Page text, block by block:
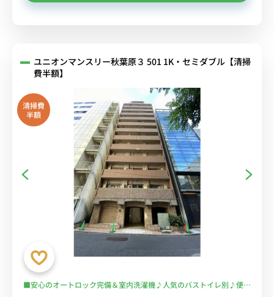
ユニオンマンスリー秋葉原３ 501 1K・セミダブル【清掃
費半額】
清掃費
半額
■安心のオートロック完備＆室内洗濯機♪人気のバストイレ別♪便利